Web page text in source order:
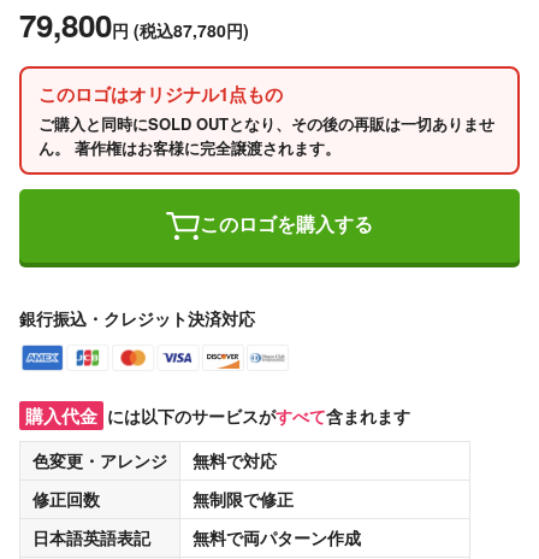
79,800円 (税込87,780円)
このロゴはオリジナル1点もの
ご購入と同時にSOLD OUTとなり、その後の再販は一切ありませ
ん。 著作権はお客様に完全譲渡されます。
このロゴを購入する
銀行振込・クレジット決済対応
購入代金 には以下のサービスがすべて含まれます
色変更・アレンジ
無料で対応
修正回数
無制限で修正
日本語英語表記
無料で両パターン作成